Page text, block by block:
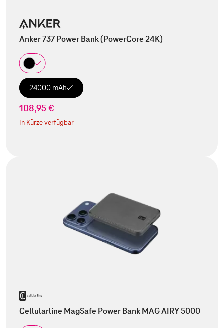
Anker 737 Power Bank (PowerCore 24K)
24000 mAh
108,95 €
In Kürze verfügbar
Cellularline MagSafe Power Bank MAG AIRY 5000